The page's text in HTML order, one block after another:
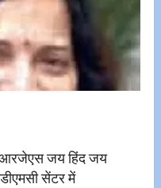
आरजेएस जय हिंद जय
सेंटर में